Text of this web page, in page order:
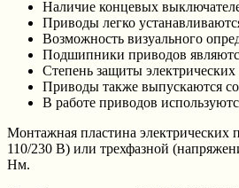
Наличие концевых
Приводы легко
Возможность визуального
Подшипники приводов
Степень защиты
Приводы также выпускаются
В работе приводов
Монтажная пластина электрических
110/230 В) или трехфазной
Нм.